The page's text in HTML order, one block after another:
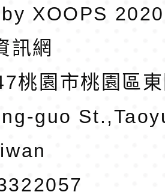
XOOPS
訊網
桃園市桃園區
guo